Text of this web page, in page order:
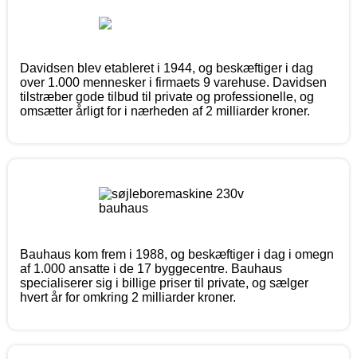
Davidsen blev etableret i 1944, og beskæftiger i dag
over 1.000 mennesker i firmaets 9 varehuse. Davidsen
tilstræber gode tilbud til private og professionelle, og
omsætter årligt for i nærheden af 2 milliarder kroner.
Bauhaus kom frem i 1988, og beskæftiger i dag i omegn
af 1.000 ansatte i de 17 byggecentre. Bauhaus
specialiserer sig i billige priser til private, og sælger
hvert år for omkring 2 milliarder kroner.